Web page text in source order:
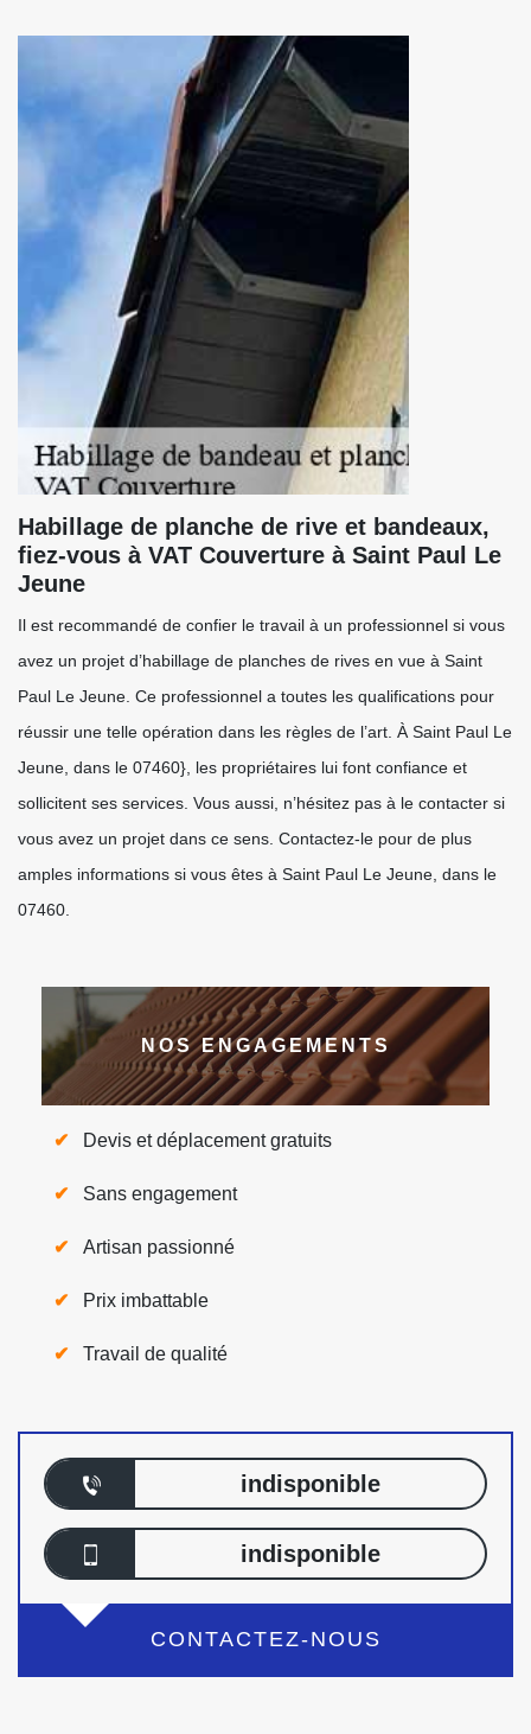
Habillage de planche de rive et bandeaux,
fiez-vous à VAT Couverture à Saint Paul Le
Jeune
Il est recommandé de confier le travail à un professionnel si vous
avez un projet d’habillage de planches de rives en vue à Saint
Paul Le Jeune. Ce professionnel a toutes les qualifications pour
réussir une telle opération dans les règles de l’art. À Saint Paul Le
Jeune, dans le 07460}, les propriétaires lui font confiance et
sollicitent ses services. Vous aussi, n’hésitez pas à le contacter si
vous avez un projet dans ce sens. Contactez-le pour de plus
amples informations si vous êtes à Saint Paul Le Jeune, dans le
07460.
NOS ENGAGEMENTS
Devis et déplacement gratuits
Sans engagement
Artisan passionné
Prix imbattable
Travail de qualité
indisponible
indisponible
CONTACTEZ-NOUS